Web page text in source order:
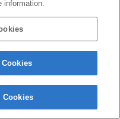
information.
Cookies
Cookies